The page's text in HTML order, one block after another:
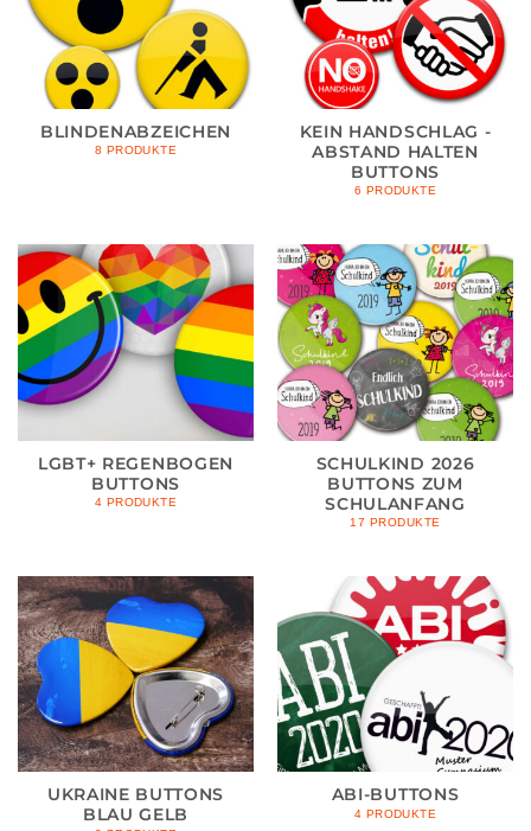
BLINDENABZEICHEN
8 PRODUKTE
KEIN HANDSCHLAG -
ABSTAND HALTEN
BUTTONS
6 PRODUKTE
LGBT+ REGENBOGEN
BUTTONS
4 PRODUKTE
SCHULKIND 2026
BUTTONS ZUM
SCHULANFANG
17 PRODUKTE
UKRAINE BUTTONS
BLAU GELB
ABI-BUTTONS
4 PRODUKTE